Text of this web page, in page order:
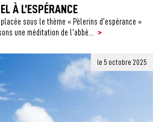
À L’ESPÉRANCE
sous le thème « Pèlerins d’espérance »
une méditation de l’abbé...
>
le 5 octobre 2025